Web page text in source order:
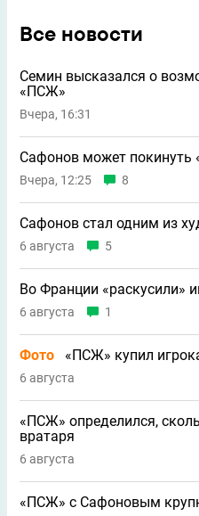
Все новости
Семин высказался о
«ПСЖ»
Вчера, 16:31
Сафонов может покинуть
Вчера, 12:25 8
Сафонов стал одним из
6 августа 5
Во Франции «раскусили»
6 августа 1
Фото «ПСЖ» купил
6 августа
«ПСЖ» определился,
вратаря
6 августа
«ПСЖ» с Сафоновым